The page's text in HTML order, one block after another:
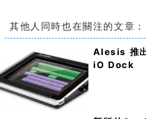
其他人同時也在關注的文章：
Alesis 推
iO Dock